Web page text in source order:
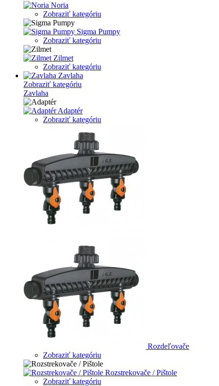
Noria
Zobraziť kategóriu
Sigma Pumpy
Zobraziť kategóriu
Zilmet
Zobraziť kategóriu
Zavlaha
Zobraziť kategóriu
Zavlaha
Adaptér
Zobraziť kategóriu
Rozdeľovače
Zobraziť kategóriu
Rozstrekovače / Pištole
Zobraziť kategóriu